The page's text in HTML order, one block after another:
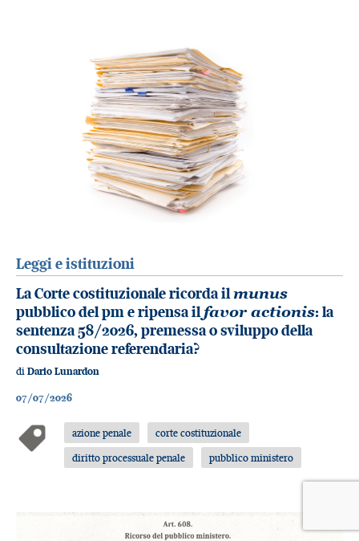
Leggi e istituzioni
La Corte costituzionale ricorda ilmunus
pubblico del pm e ripensa ilfavor actionis: la
sentenza 58/2026, premessa o sviluppo della
consultazione referendaria?
di Dario Lunardon
07/07/2026
azione penale
corte costituzionale
diritto processuale penale
pubblico ministero